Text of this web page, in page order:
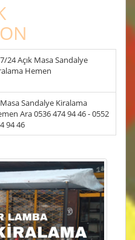
24 Açık Masa Sandalye
Hemen
Sandalye Kiralama
Ara 0536 474 94 46 - 0552
94 46